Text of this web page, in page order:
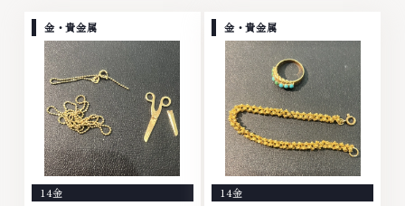
959-764営業時間: 10:00～
19:00定休日: 年中無休
軽にご連絡ください。TEL:
0120-959-764営業時間: 10:00
～19:00定休日: 年中無休
金・貴金属
14金
金・貴金属
14金